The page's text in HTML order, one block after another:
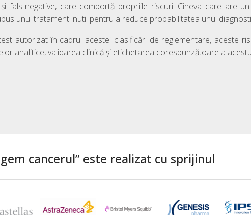
fals-negative, care comportă propriile riscuri. Cineva care are
unui tratament inutil pentru a reduce probabilitatea unui
autorizat în cadrul acestei clasificări de reglementare, aceste
analitice, validarea clinică și etichetarea corespunzătoare a
cancerul” este realizat cu sprijinul